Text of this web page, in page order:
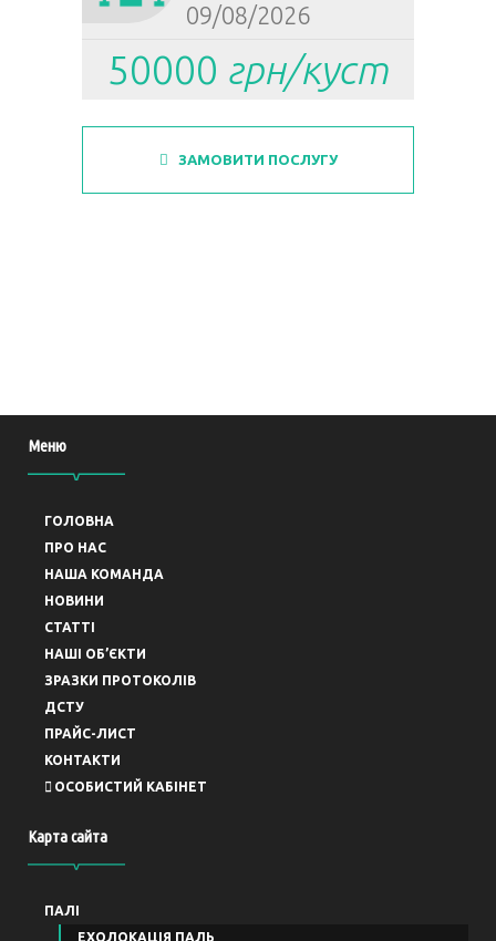
09/08/2026
50000 грн/куст
ЗАМОВИТИ ПОСЛУГУ
Меню
ГОЛОВНА
ПРО НАС
НАША КОМАНДА
НОВИНИ
СТАТТІ
НАШІ ОБ’ЄКТИ
ЗРАЗКИ ПРОТОКОЛІВ
ДСТУ
ПРАЙС-ЛИСТ
КОНТАКТИ
ОСОБИСТИЙ КАБІНЕТ
Карта сайта
ПАЛІ
ЕХОЛОКАЦІЯ ПАЛЬ